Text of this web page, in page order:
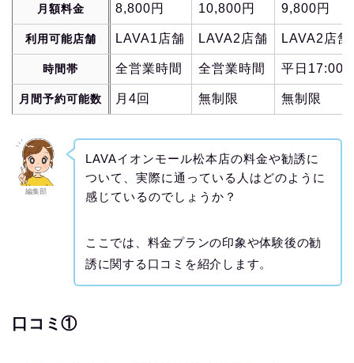
月額料金 8,800円 10,800円 9,800円
利用可能店舗 LAVA1店舗 LAVA2店舗 LAVA2店舗
時間帯 全営業時間 全営業時間 平日17:00
月間予約可能数 月4回 無制限 無制限
編集部
LAVAイオンモール松本店の料金や勧誘に
ついて、実際に通っている人はどのように
感じているのでしょうか？
ここでは、料金プランの印象や体験後の勧
誘に関する口コミを紹介します。
口コミ①